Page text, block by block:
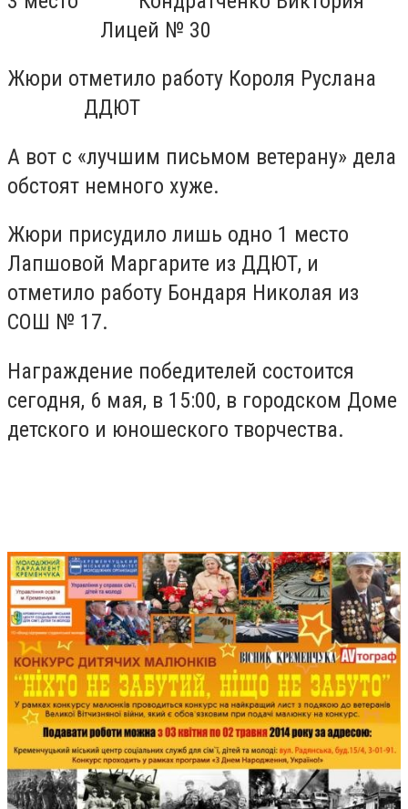
Лицей № 30
Жюри отметило работу Короля Руслана
ДДЮТ
А вот с «лучшим письмом ветерану» дела
обстоят немного хуже.
Жюри присудило лишь одно 1 место
Лапшовой Маргарите из ДДЮТ, и
отметило работу Бондаря Николая из
СОШ № 17.
Награждение победителей состоится
сегодня, 6 мая, в 15:00, в городском Доме
детского и юношеского творчества.